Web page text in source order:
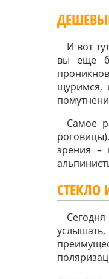
И вот
вы еще
щуримся,
Самое
зрения –
СТЕКЛО